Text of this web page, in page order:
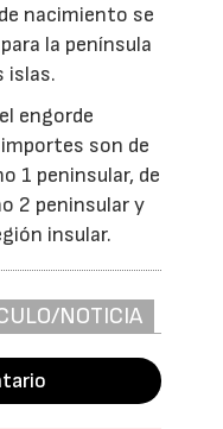
nacimiento se
la península
islas.
engorde
son de
1 peninsular, de
2 peninsular y
insular.
NOTICIA